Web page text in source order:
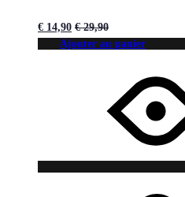
€ 14,90 €29,90
Ajouter au panier